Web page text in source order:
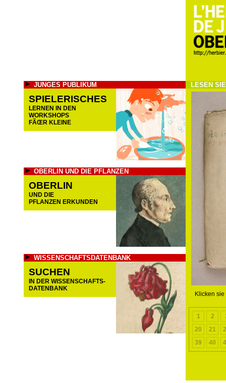
JUNGES PUBLIKUM
SPIELERISCHES
LERNEN IN DEN
WORKSHOPS
FÃŒR KLEINE
OBERLIN UND DIE PFLANZEN
OBERLIN
UND DIE
PFLANZEN ERKUNDEN
WISSENSCHAFTSDATENBANK
SUCHEN
IN DER WISSENSCHAFTS-
DATENBANK
LESEN
Klicken
1 2
20
21
39
40